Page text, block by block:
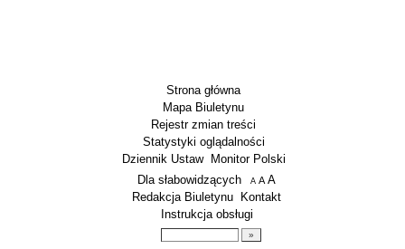
Strona główna
Mapa Biuletynu
Rejestr zmian treści
Statystyki oglądalności
Dziennik Ustaw
Monitor Polski
Menu dodatkowe
Dla słabowidzących A pomniejsz czcionkę
A standardowy rozmiar czcionki
A
Redakcja Biuletynu
Kontakt
Instrukcja obsługi